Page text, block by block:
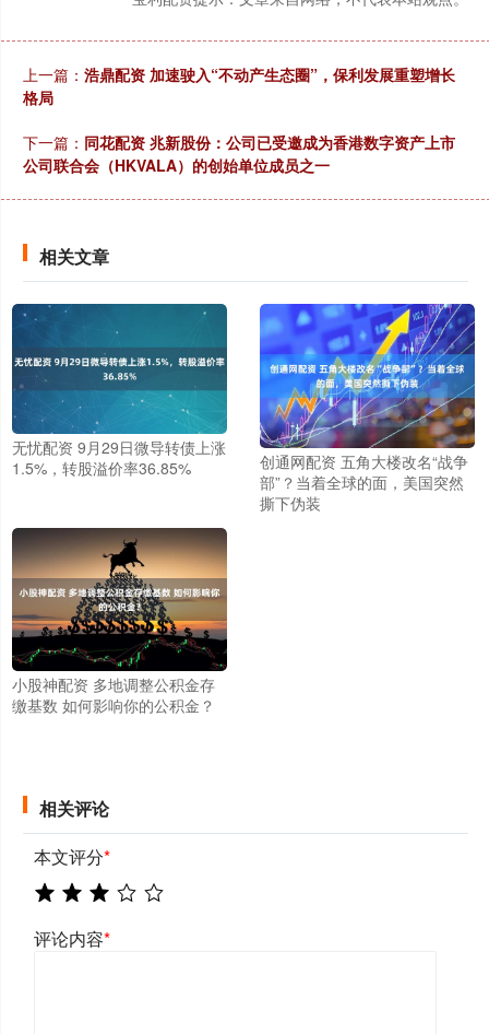
上一篇： 浩鼎配资 加速驶入“不动产生态圈”，保利发展重塑增长
格局
下一篇： 同花配资 兆新股份：公司已受邀成为香港数字资产上市
公司联合会（HKVALA）的创始单位成员之一
相关文章
无忧配资 9月29日微导转债上涨
1.5%，转股溢价率36.85%
创通网配资 五角大楼改名“战争
部”？当着全球的面，美国突然
撕下伪装
小股神配资 多地调整公积金存
缴基数 如何影响你的公积金？
相关评论
本文评分*
评论内容*